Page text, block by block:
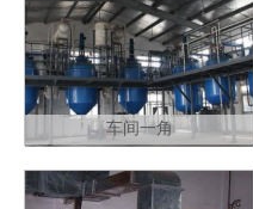
车间一角